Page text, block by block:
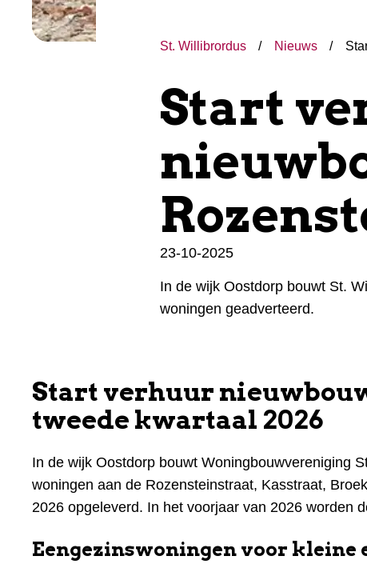
St. Willibrordus Nieuws
Start
23-10-2025
In de wijk Oostdorp bouwt St.
woningen geadverteerd.
Start verhuur
tweede kwartaal 2026
In de wijk Oostdorp bouwt Woningbouwvereniging
woningen aan de Rozensteinstraat, Kasstraat,
2026 opgeleverd. In het voorjaar van 2026 worden
Eengezinswoningen voor kleine